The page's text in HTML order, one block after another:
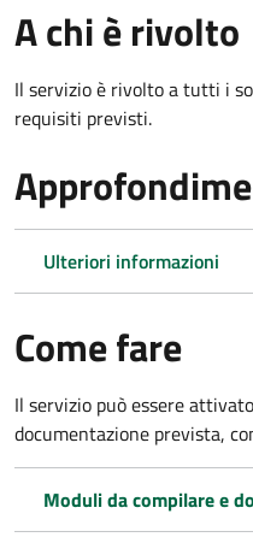
A chi è rivolto
Il servizio è rivolto a tutti i
requisiti previsti.
Ulteriori informazioni
Come fare
Il servizio può essere
documentazione prevista,
Moduli da compilare e